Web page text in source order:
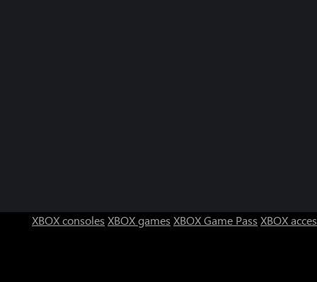
XBOX consoles XBOX games XBOX Game Pass XBOX